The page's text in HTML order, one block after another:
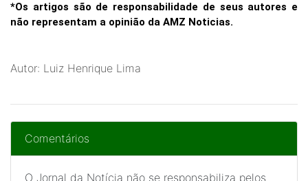
*Os artigos são de responsabilidade de seus autores e
não representam a opinião da AMZ Noticias.
Autor: Luiz Henrique Lima
Comentários
O Jornal da Notícia não se responsabiliza pelos